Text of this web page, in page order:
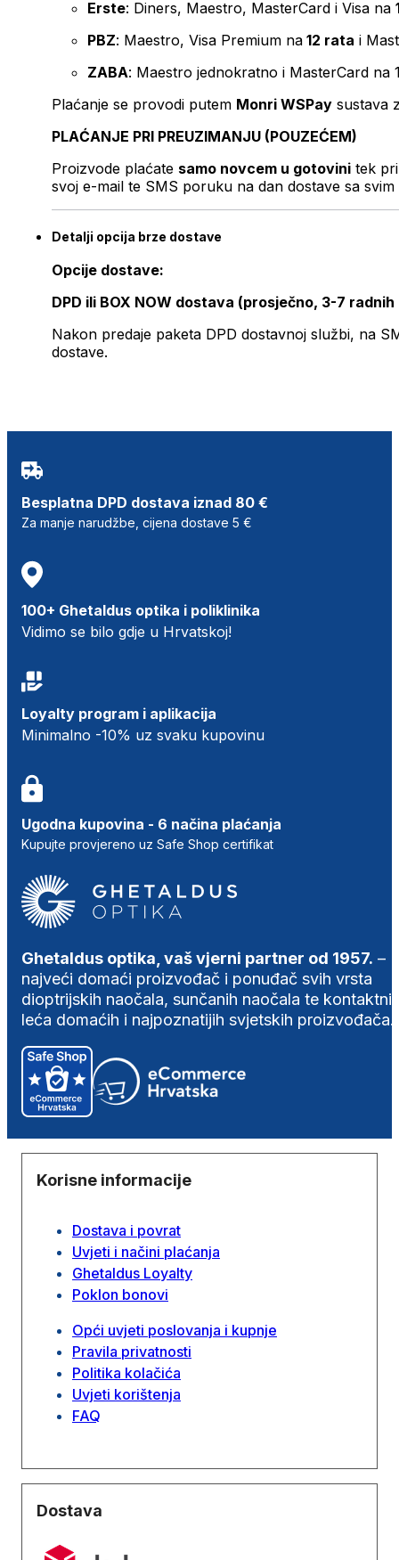
Erste: Diners, Maestro, MasterCard i Visa na
PBZ: Maestro, Visa Premium na 12 rata i
ZABA: Maestro jednokratno i MasterCard na
Plaćanje se provodi putem Monri WSPay sustava
PLAĆANJE PRI PREUZIMANJU (POUZEĆEM)
Proizvode plaćate samo novcem u gotovini tek
svoj e-mail te SMS poruku na dan dostave sa svim
Detalji opcija brze dostave
Opcije dostave:
DPD ili BOX NOW dostava (prosječno, 3-7 radnih
Nakon predaje paketa DPD dostavnoj službi, na
dostave.
Besplatna DPD dostava iznad 80 €
Za manje narudžbe, cijena dostave 5 €
100+ Ghetaldus optika i poliklinika
Vidimo se bilo gdje u Hrvatskoj!
Loyalty program i aplikacija
Minimalno -10% uz svaku kupovinu
Ugodna kupovina - 6 načina plaćanja
Kupujte provjereno uz Safe Shop certifikat
Ghetaldus optika, vaš vjerni partner od 1957. –
najveći domaći proizvođač i ponuđač svih vrsta
dioptrijskih naočala, sunčanih naočala te
leća domaćih i najpoznatijih svjetskih proizvođača.
Korisne informacije
Dostava i povrat
Uvjeti i načini plaćanja
Ghetaldus Loyalty
Poklon bonovi
Opći uvjeti poslovanja i kupnje
Pravila privatnosti
Politika kolačića
Uvjeti korištenja
FAQ
Dostava